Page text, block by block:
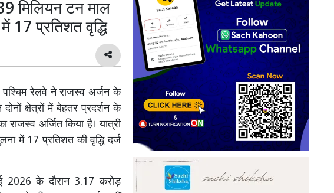
मिलियन टन माल
प्रतिशत वृद्धि
पश्चिम रेलवे ने राजस्व अर्जन के
क्षेत्रों में बेहतर प्रदर्शन के
अर्जित किया है। यात्री
में 17 प्रतिशत की वृद्धि दर्ज
2026 के दौरान 3.17 करोड़